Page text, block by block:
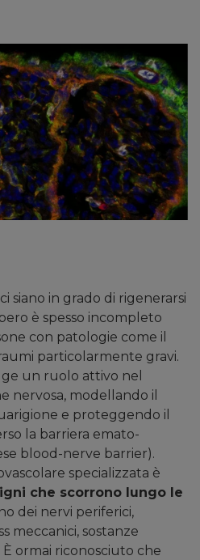
siano in grado di rigenerarsi
è spesso incompleto
con patologie come il
particolarmente gravi.
un ruolo attivo nel
nervosa, modellando il
e proteggendo il
la barriera emato-
blood-nerve barrier).
specializzata è
che scorrono lungo le
dei nervi periferici,
meccanici, sostanze
ormai riconosciuto che